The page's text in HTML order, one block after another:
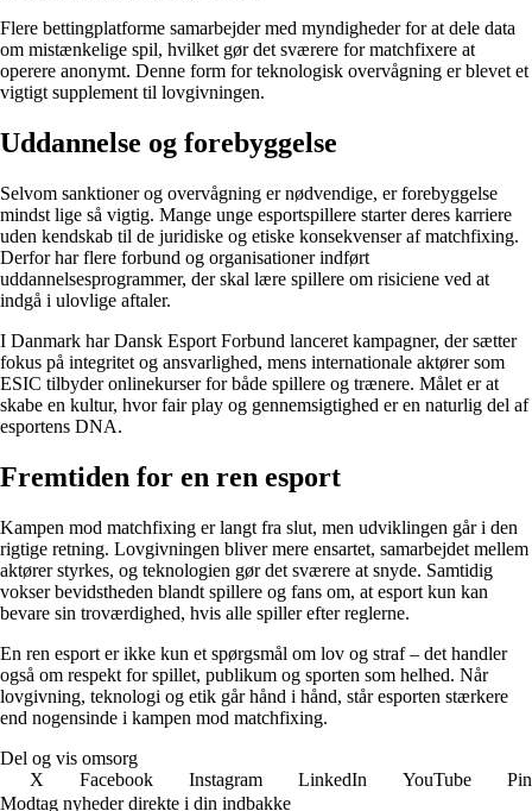
Flere bettingplatforme samarbejder med myndigheder for at dele data
om mistænkelige spil, hvilket gør det sværere for matchfixere at
operere anonymt. Denne form for teknologisk overvågning er blevet et
vigtigt supplement til lovgivningen.
Uddannelse og forebyggelse
Selvom sanktioner og overvågning er nødvendige, er forebyggelse
mindst lige så vigtig. Mange unge esportspillere starter deres karriere
uden kendskab til de juridiske og etiske konsekvenser af matchfixing.
Derfor har flere forbund og organisationer indført
uddannelsesprogrammer, der skal lære spillere om risiciene ved at
indgå i ulovlige aftaler.
I Danmark har Dansk Esport Forbund lanceret kampagner, der sætter
fokus på integritet og ansvarlighed, mens internationale aktører som
ESIC tilbyder onlinekurser for både spillere og trænere. Målet er at
skabe en kultur, hvor fair play og gennemsigtighed er en naturlig del af
esportens DNA.
Fremtiden for en ren esport
Kampen mod matchfixing er langt fra slut, men udviklingen går i den
rigtige retning. Lovgivningen bliver mere ensartet, samarbejdet mellem
aktører styrkes, og teknologien gør det sværere at snyde. Samtidig
vokser bevidstheden blandt spillere og fans om, at esport kun kan
bevare sin troværdighed, hvis alle spiller efter reglerne.
En ren esport er ikke kun et spørgsmål om lov og straf – det handler
også om respekt for spillet, publikum og sporten som helhed. Når
lovgivning, teknologi og etik går hånd i hånd, står esporten stærkere
end nogensinde i kampen mod matchfixing.
Del og vis omsorg
X
Facebook Instagram LinkedIn YouTube
Modtag nyheder direkte i din indbakke